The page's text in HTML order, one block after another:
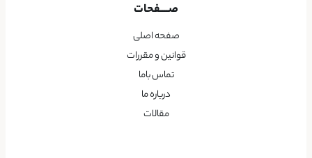
صــــفحات
صفحه اصلی
قوانین و مقررات
تماس باما
درباره ما
مقالات